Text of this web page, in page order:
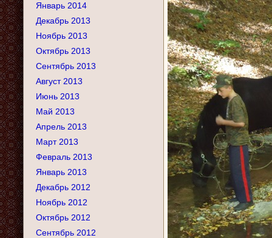
Январь 2014
Декабрь 2013
Ноябрь 2013
Октябрь 2013
Сентябрь 2013
Август 2013
Июнь 2013
Май 2013
Апрель 2013
Март 2013
Февраль 2013
Январь 2013
Декабрь 2012
Ноябрь 2012
Октябрь 2012
Сентябрь 2012